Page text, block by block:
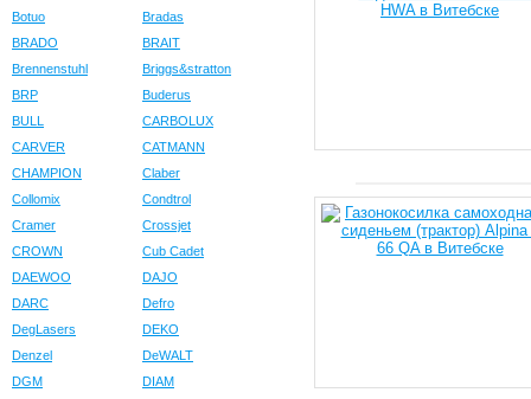
Botuo
Bradas
BRADO
BRAIT
Brennenstuhl
Briggs&stratton
BRP
Buderus
BULL
CARBOLUX
CARVER
CATMANN
CHAMPION
Claber
Collomix
Condtrol
Cramer
Crossjet
CROWN
Cub Cadet
DAEWOO
DAJO
DARC
Defro
DegLasers
DEKO
Denzel
DeWALT
DGM
DIAM